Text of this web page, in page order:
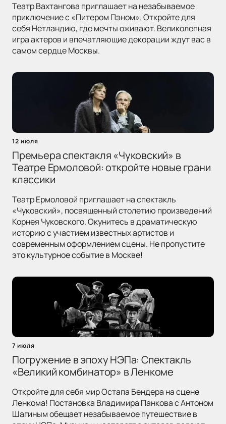
Театр Вахтангова приглашает на незабываемое
приключение с «Питером Пэном». Откройте для
себя Нетландию, где мечты оживают. Великолепная
игра актеров и впечатляющие декорации ждут вас в
самом сердце Москвы.
12 июля
Премьера спектакля «Чуковский» в
Театре Ермоловой: откройте новые грани
классики
Театр Ермоловой приглашает на спектакль
«Чуковский», посвященный столетию произведений
Корнея Чуковского. Окунитесь в драматическую
историю с участием известных артистов и
современным оформлением сцены. Не пропустите
это культурное событие в Москве!
7 июля
Погружение в эпоху НЭПа: Спектакль
«Великий комбинатор» в Ленкоме
Откройте для себя мир Остапа Бендера на сцене
Ленкома! Постановка Владимира Панкова с Антоном
Шагиным обещает незабываемое путешествие в